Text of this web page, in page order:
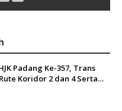
Padang Ke-357, Trans
Koridor 2 dan 4 Serta